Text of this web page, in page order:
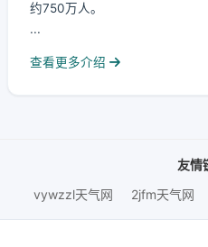
约750万人。
...
查看更多介绍
友情
vywzzl天气网
2jfm天气网